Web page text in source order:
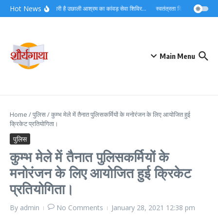
Skip to content
Hot Newsलगातार जारी है उछाली आश्रम का कांवड़ सेवा शिविर… स्वतंत्रता दिवस को देशभक्ति
Main Menu
Home /पुलिस/कुम्भ मेले में तैनात पुलिसकर्मियों के मनोरंजन के लिए आयोजित हुई
क्रिकेट प्रतियोगिता।
पुलिस
कुम्भ मेले में तैनात पुलिसकर्मियों के
मनोरंजन के लिए आयोजित हुई क्रिकेट
प्रतियोगिता।
By admin No Comments January 28, 2021 12:38 pm